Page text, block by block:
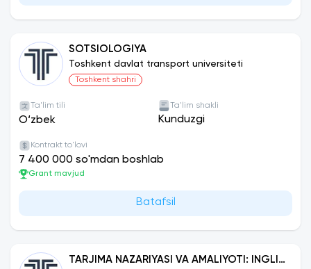
SOTSIOLOGIYA
Toshkent davlat transport universiteti
Toshkent shahri
Ta'lim tili
O‘zbek
Ta'lim shakli
Kunduzgi
Kontrakt to'lovi
7 400 000 so'mdan boshlab
Grant mavjud
Batafsil
TARJIMA NAZARIYASI VA AMALIYOTI: INGLIZ